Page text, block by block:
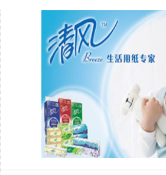
MP3被手机淘汰了？其实它比你们想象中，